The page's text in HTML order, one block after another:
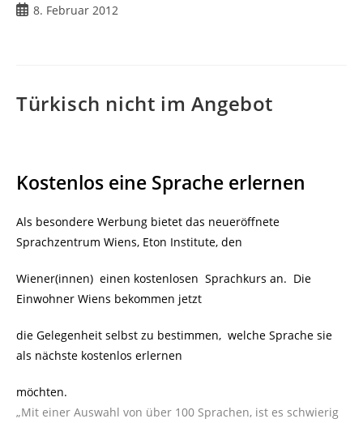
Beitrag
8. Februar 2012
Türkisch nicht im Angebot
Kostenlos eine Sprache erlernen
Als besondere Werbung bietet das neueröffnete
Sprachzentrum Wiens, Eton Institute, den
Wiener(innen) einen kostenlosen Sprachkurs an. Die
Einwohner Wiens bekommen jetzt
die Gelegenheit selbst zu bestimmen, welche Sprache sie
als nächste kostenlos erlernen
möchten.
„Mit einer Auswahl von über 100 Sprachen, ist es schwierig